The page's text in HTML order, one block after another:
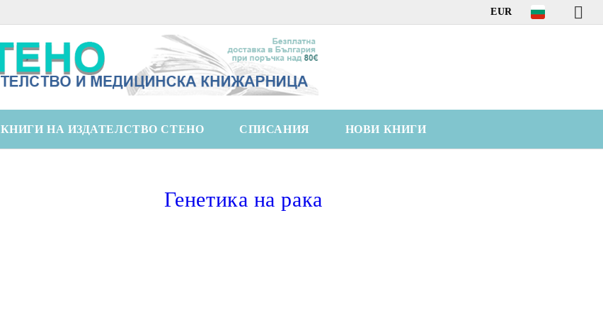
EUR
КНИГИ НА ИЗДАТЕЛСТВО СТЕНО СПИСАНИЯ НОВИ КНИГИ
Генетика на рака